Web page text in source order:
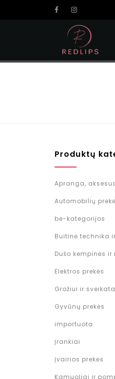
Produktų
Apranga,
Automobilių
be-kategorijos
Buitinė technika
Dušo kempinės ir
Elektros prekės
Grožiui ir
Gyvūnų prekės
importuota
Įrankiai
Įvairios prekės
Kamuoliai ir